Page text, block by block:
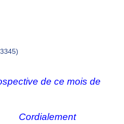
de ce mois de